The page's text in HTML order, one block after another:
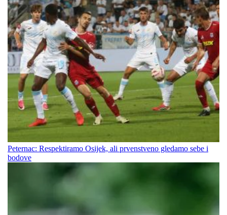
Peternac: Respektiramo Osijek, ali prvenstveno gledamo sebe i
bodove